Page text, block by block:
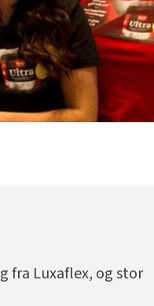
fra Luxaflex, og stor